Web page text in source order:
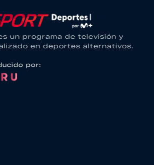
un programa de televisión y
en deportes alternativos.
por: